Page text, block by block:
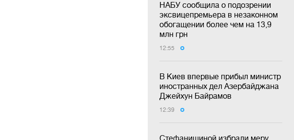
НАБУ сообщила о подозрении
эксвицепремьера в незаконном
обогащении более чем на 13,9
млн грн
12:55
В Киев впервые прибыл министр
иностранных дел Азербайджана
Джейхун Байрамов
12:39